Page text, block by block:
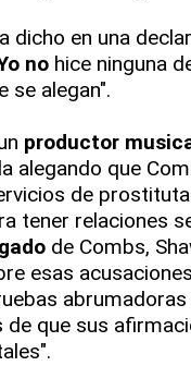
dicho en una
no hice ninguna
se alegan".
productor
alegando que
de
tener relaciones
de Combs,
esas
abrumadoras
de que sus